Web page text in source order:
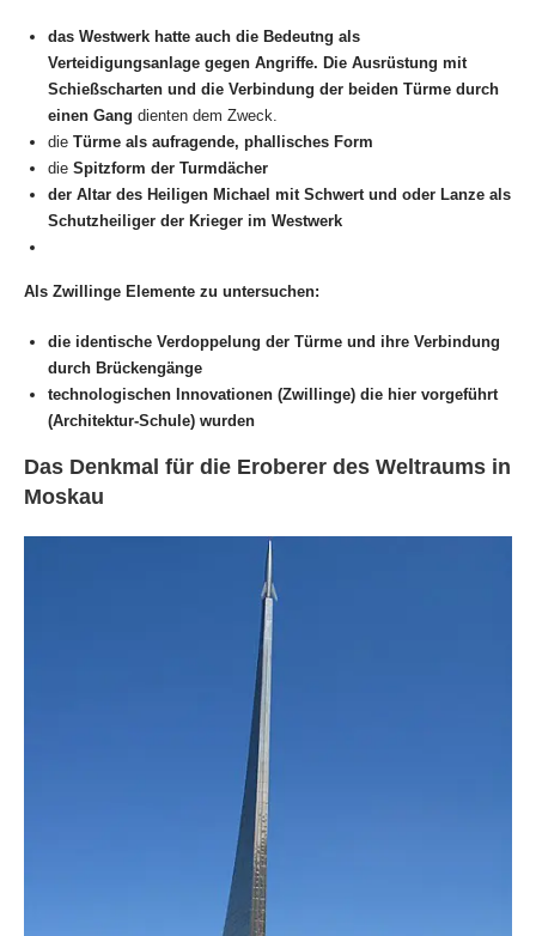
das Westwerk hatte auch die Bedeutng als
Verteidigungsanlage gegen Angriffe. Die Ausrüstung mit
Schießscharten und die Verbindung der beiden Türme durch
einen Gang dienten dem Zweck.
die Türme als aufragende, phallisches Form
die Spitzform der Turmdächer
der Altar des Heiligen Michael mit Schwert und oder Lanze als
Schutzheiliger der Krieger im Westwerk
Als Zwillinge Elemente zu untersuchen:
die identische Verdoppelung der Türme und ihre Verbindung
durch Brückengänge
technologischen Innovationen (Zwillinge) die hier vorgeführt
(Architektur-Schule) wurden
Das Denkmal für die Eroberer des Weltraums in
Moskau